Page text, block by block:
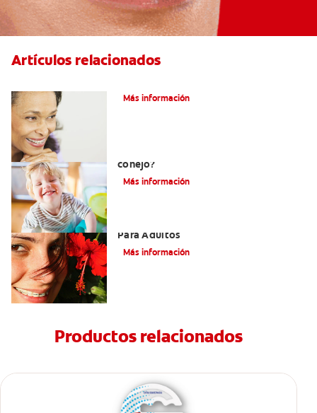
Artículos relacionados
Más información
conejo?
Más información
Para Adultos
Más información
Productos relacionados